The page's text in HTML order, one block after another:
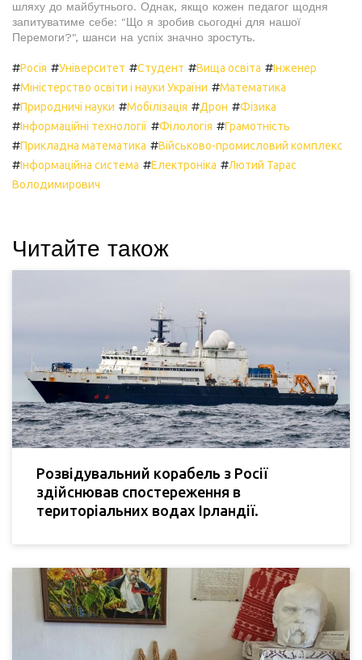
шляху до майбутнього. Однак, якщо кожен педагог щодня
запитуватиме себе: "Що я зробив сьогодні для нашої
Перемоги?", шанси на успіх значно зростуть.
#Росія #Університет #Студент #Вища освіта #Інженер
#Міністерство освіти і науки України #Математика
#Природничі науки #Мобілізація #Дрон #Фізика
#Інформаційні технології #Філологія #Грамотність
#Прикладна математика #Військово-промисловий комплекс
#Інформаційна система #Електроніка #Лютий Тарас
Володимирович
Читайте також
Розвідувальний корабель з Росії
здійснював спостереження в
територіальних водах Ірландії.